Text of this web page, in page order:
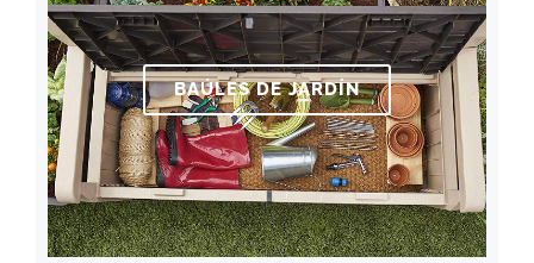
BAÚLES DE JARDÍN